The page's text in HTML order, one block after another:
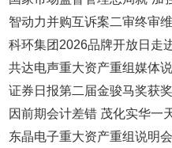
市场秩序”答记者问
智动力并购互诉案二审终审
复与估值空间同步打开
科环集团2026品牌开放日走
两脉”赋能火电绿色低碳转型
共达电声重大资产重组媒体
片）
证券日报第二届金骏马奖获
因前期会计差错 茂化实华一
东晶电子重大资产重组说明